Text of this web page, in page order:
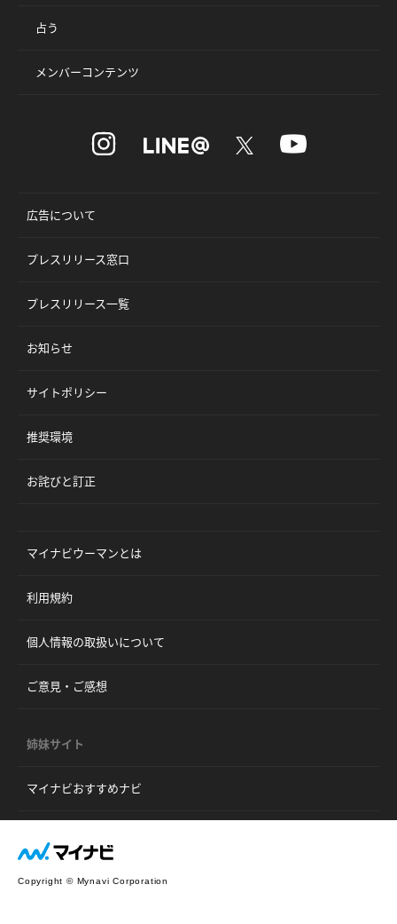
占う
メンバーコンテンツ
広告について
プレスリリース窓口
プレスリリース一覧
お知らせ
サイトポリシー
推奨環境
お詫びと訂正
マイナビウーマンとは
利用規約
個人情報の取扱いについて
ご意見・ご感想
姉妹サイト
マイナビおすすめナビ
Copyright © Mynavi Corporation